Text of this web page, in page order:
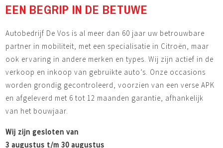
EEN BEGRIP IN DE BETUWE
Autobedrijf De Vos is al meer dan 60 jaar uw betrouwbare
partner in mobiliteit, met een specialisatie in Citroën, maar
ook ervaring in andere merken en types. Wij zijn actief in de
verkoop en inkoop van gebruikte auto’s. Onze occasions
worden grondig gecontroleerd, voorzien van een verse APK
en afgeleverd met 6 tot 12 maanden garantie, afhankelijk
van het bouwjaar.
Wij zijn gesloten van
3 augustus t/m 30 augustus